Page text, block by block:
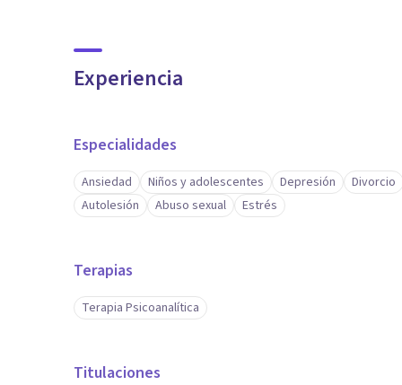
Experiencia
Especialidades
Ansiedad Niños y adolescentes Depresión Divorcio
Autolesión
Abuso sexual Estrés
Terapias
Terapia Psicoanalítica
Titulaciones